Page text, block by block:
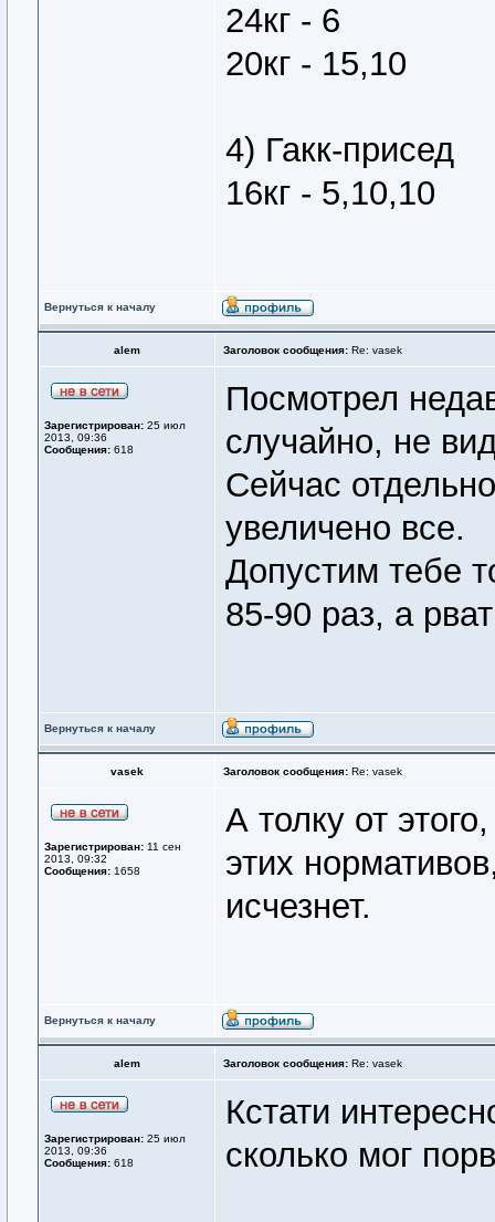
24кг - 6
20кг - 15,10
4) Гакк-присед
16кг - 5,10,10
Вернуться к началу
alem Заголовок сообщения: Re: vasek
Зарегистрирован: 25 июл
2013, 09:36
Сообщения: 618
Посмотрел
случайно, не
Сейчас
увеличено все.
Допустим тебе
85-90 раз, а
Вернуться к началу
vasek Заголовок сообщения: Re: vasek
Зарегистрирован: 11 сен
2013, 09:32
Сообщения: 1658
А толку от
этих
исчезнет.
Вернуться к началу
alem Заголовок сообщения: Re: vasek
Зарегистрирован: 25 июл
2013, 09:36
Сообщения: 618
Кстати
сколько мог